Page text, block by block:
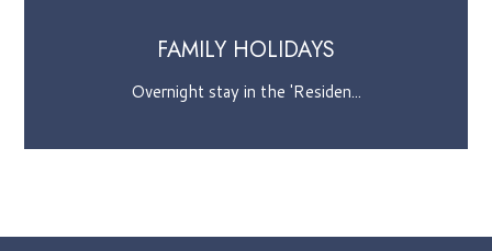
FAMILY HOLIDAYS
stay in the 'Residen...